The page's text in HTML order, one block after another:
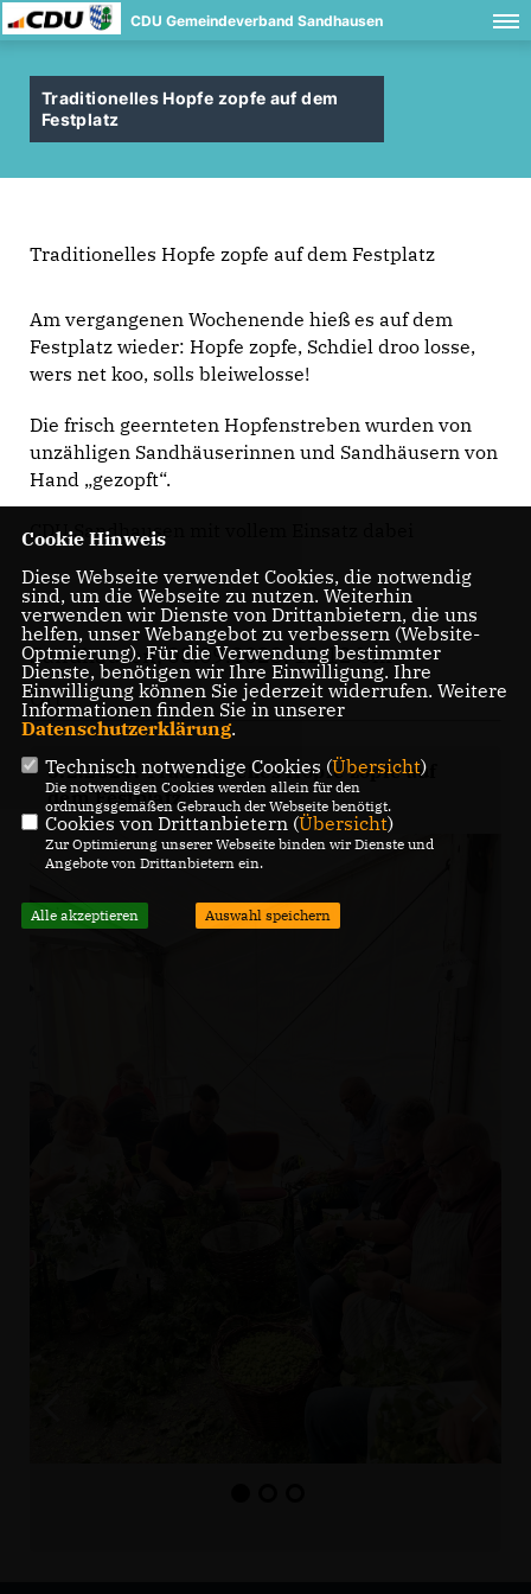
CDU Gemeindeverband Sandhausen
Traditionelles Hopfe zopfe auf dem
Festplatz
Traditionelles Hopfe zopfe auf dem Festplatz
Am vergangenen Wochenende hieß es auf dem
Festplatz wieder: Hopfe zopfe, Schdiel droo losse,
wers net koo, solls bleiwelosse!
Die frisch geernteten Hopfenstreben wurden von
unzähligen Sandhäuserinnen und Sandhäusern von
Hand „gezopft“.
CDU Sandhausen mit vollem Einsatz dabei
Sandhausen, 08.09.2023, 12:12 Uhr
Ort
6.2.2024: Traditionelles Hopfe zopfe auf
dem Festplatz
Cookie Hinweis
Diese Webseite verwendet Cookies, die notwendig
sind, um die Webseite zu nutzen. Weiterhin
verwenden wir Dienste von Drittanbietern, die uns
helfen, unser Webangebot zu verbessern (Website-
Optmierung). Für die Verwendung bestimmter
Dienste, benötigen wir Ihre Einwilligung. Ihre
Einwilligung können Sie jederzeit widerrufen. Weitere
Informationen finden Sie in unserer
Datenschutzerklärung.
Technisch notwendige Cookies (Übersicht)
Die notwendigen Cookies werden allein für den
ordnungsgemäßen Gebrauch der Webseite benötigt.
Cookies von Drittanbietern (Übersicht)
Zur Optimierung unserer Webseite binden wir Dienste und
Angebote von Drittanbietern ein.
Alle akzeptieren Auswahl speichern